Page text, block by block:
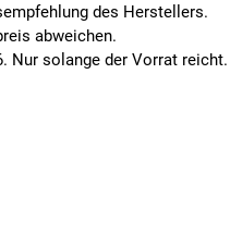
des Herstellers.
abweichen.
Nur solange der Vorrat reicht.